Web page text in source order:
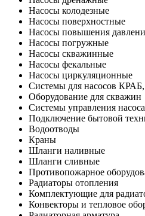
Насосы колодезные
Насосы поверхностные
Насосы повышения
Насосы погружные
Насосы скважинные
Насосы фекальные
Насосы циркуляционные
Системы для насосов
Оборудование для скважин
Системы управления
Подключение бытовой
Водоотводы
Краны
Шланги наливные
Шланги сливные
Противопожарное
Радиаторы отопления
Комплектующие для
Конвекторы и тепловое